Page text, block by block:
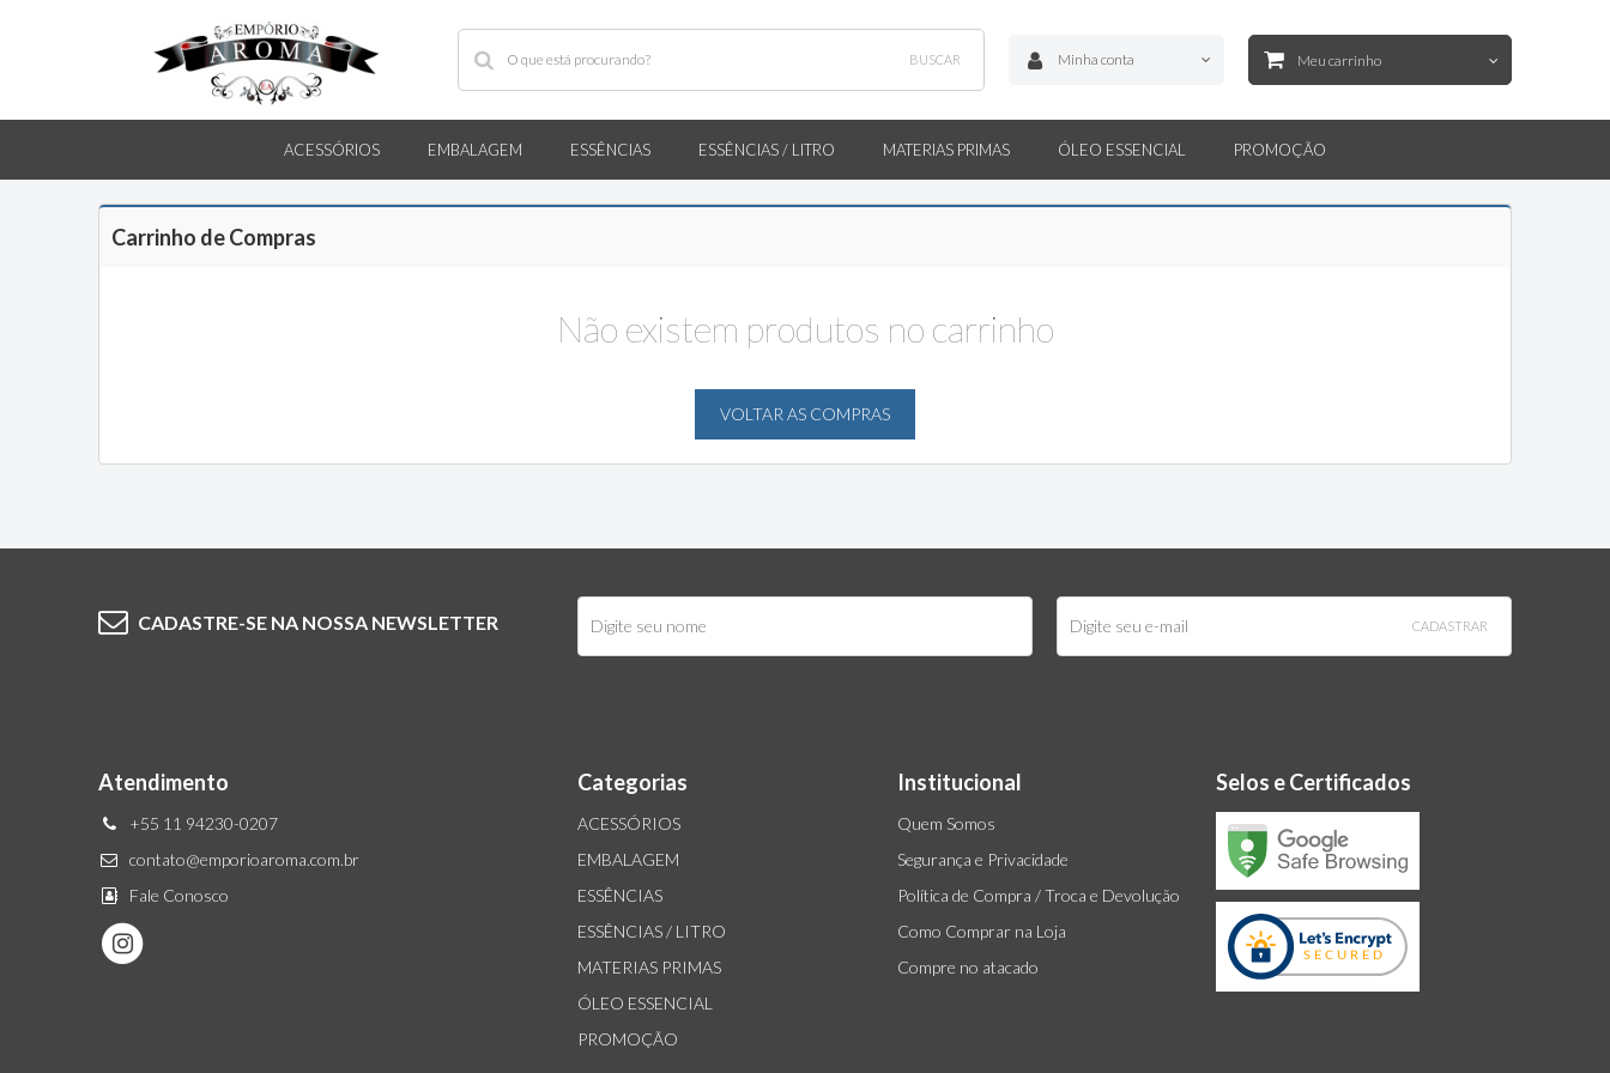
BUSCAR Minha conta Meu carrinho
ACESSÓRIOS EMBALAGEM ESSÊNCIAS ESSÊNCIAS / LITRO MATERIAS PRIMAS ÓLEO ESSENCIAL PROMOÇÃO
Carrinho de Compras
Não existem produtos no carrinho
VOLTAR AS COMPRAS
CADASTRE-SE NA NOSSA NEWSLETTER CADASTRAR
Atendimento
+55 11 94230-0207
contato@emporioaroma.com.br
Fale Conosco
Categorias
ACESSÓRIOS
EMBALAGEM
ESSÊNCIAS
ESSÊNCIAS / LITRO
MATERIAS PRIMAS
ÓLEO ESSENCIAL
PROMOÇÃO
Institucional
Quem Somos
Segurança e Privacidade
Política de Compra / Troca e Devolução
Como Comprar na Loja
Compre no atacado
Selos e Certificados